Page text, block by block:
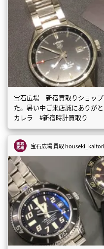
宝石広場 新宿買取りショッ
た。暑い中ご来店誠にありが
カレラ #新宿時計買取り
宝石広場 買取houseki_kaitori